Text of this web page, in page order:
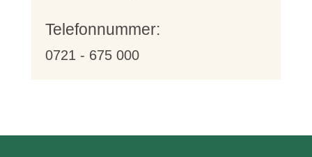
Telefonnummer:
0721 - 675 000